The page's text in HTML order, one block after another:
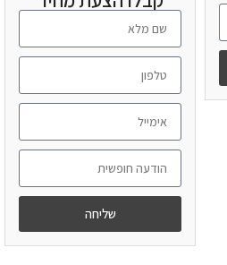
שליחה